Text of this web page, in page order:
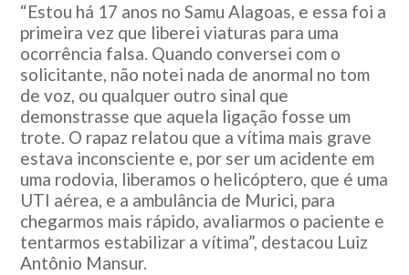
“Estou há 17 anos no Samu Alagoas, e essa foi a
primeira vez que liberei viaturas para uma
ocorrência falsa. Quando conversei com o
solicitante, não notei nada de anormal no tom
de voz, ou qualquer outro sinal que
demonstrasse que aquela ligação fosse um
trote. O rapaz relatou que a vítima mais grave
estava inconsciente e, por ser um acidente em
uma rodovia, liberamos o helicóptero, que é uma
UTI aérea, e a ambulância de Murici, para
chegarmos mais rápido, avaliarmos o paciente e
tentarmos estabilizar a vítima”, destacou Luiz
Antônio Mansur.